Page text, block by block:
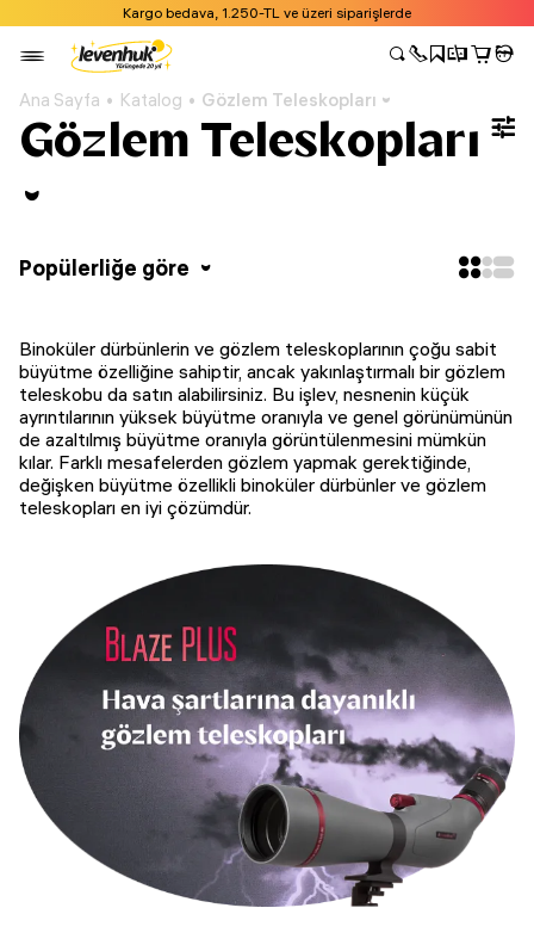
Kargo bedava, 1.250-TL ve üzeri siparişlerde
Ana Sayfa Katalog Gözlem Teleskopları
Gözlem Teleskopları
Popülerliğe göre
Binoküler dürbünlerin ve gözlem teleskoplarının çoğu sabit
büyütme özelliğine sahiptir, ancak yakınlaştırmalı bir gözlem
teleskobu da satın alabilirsiniz. Bu işlev, nesnenin küçük
ayrıntılarının yüksek büyütme oranıyla ve genel görünümünün
de azaltılmış büyütme oranıyla görüntülenmesini mümkün
kılar. Farklı mesafelerden gözlem yapmak gerektiğinde,
değişken büyütme özellikli binoküler dürbünler ve gözlem
teleskopları en iyi çözümdür.